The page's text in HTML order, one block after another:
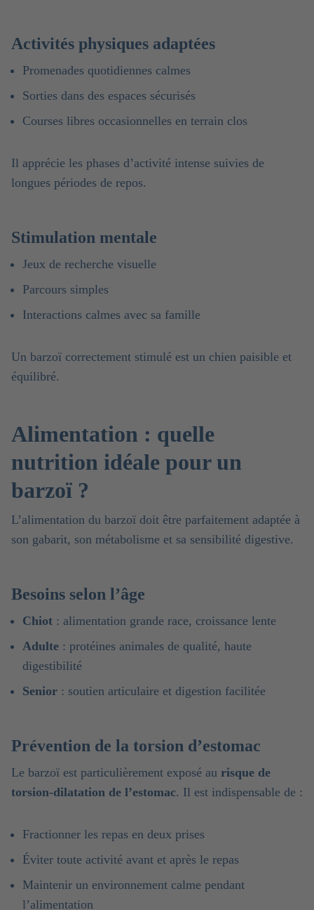
Activités physiques adaptées
Promenades quotidiennes calmes
Sorties dans des espaces sécurisés
Courses libres occasionnelles en terrain clos
Il apprécie les phases d’activité intense suivies de
longues périodes de repos.
Stimulation mentale
Jeux de recherche visuelle
Parcours simples
Interactions calmes avec sa famille
Un barzoï correctement stimulé est un chien paisible et
équilibré.
Alimentation : quelle
nutrition idéale pour un
barzoï ?
L’alimentation du barzoï doit être parfaitement adaptée à
son gabarit, son métabolisme et sa sensibilité digestive.
Besoins selon l’âge
Chiot : alimentation grande race, croissance lente
Adulte : protéines animales de qualité, haute
digestibilité
Senior : soutien articulaire et digestion facilitée
Prévention de la torsion d’estomac
Le barzoï est particulièrement exposé au risque de
torsion-dilatation de l’estomac. Il est indispensable de :
Fractionner les repas en deux prises
Éviter toute activité avant et après le repas
Maintenir un environnement calme pendant
l’alimentation